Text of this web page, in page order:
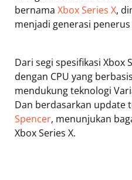
bernama Xbox Series X,
menjadi generasi penerus
Dari segi spesifikasi Xbox
dengan CPU yang
mendukung teknologi
Dan berdasarkan update
Spencer, menunjukan
Xbox Series X.